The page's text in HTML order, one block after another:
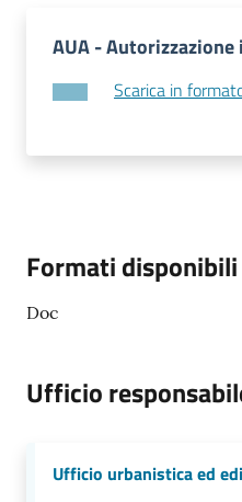
AUA -
Scarica in
Formati disponibili
Doc
Ufficio
Ufficio urbanistica ed